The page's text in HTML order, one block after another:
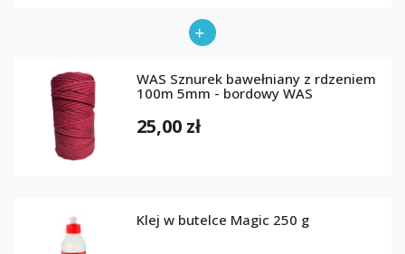
WAS Sznurek bawełniany z rdzeniem
100m 5mm - bordowy WAS
25,00 zł
Klej w butelce Magic 250 g